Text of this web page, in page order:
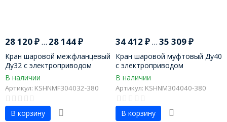
28 120₽... 28 144₽
Кран шаровой межфланцевый
Ду32 с электроприводом
В наличии
Артикул: KSHNMF304032-380
В корзину
34 412₽...35 309₽
Кран шаровой муфтовый Ду40
с электроприводом
В наличии
Артикул: KSHNM304040-380
В корзину